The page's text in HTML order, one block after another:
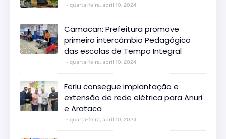
quarta-feira, abril 10, 2024
Camacan: Prefeitura promove
primeiro intercâmbio Pedagógico
das escolas de Tempo Integral
quarta-feira, abril 10, 2024
Ferlu consegue implantação e
extensão de rede elétrica para Anuri
e Arataca
quarta-feira, abril 10, 2024